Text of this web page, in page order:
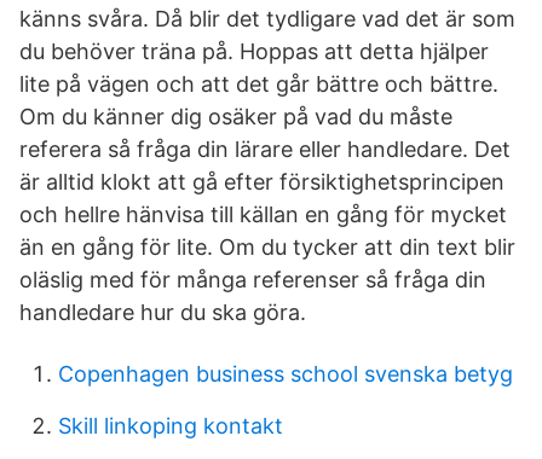
känns svåra. Då blir det tydligare vad det är som
du behöver träna på. Hoppas att detta hjälper
lite på vägen och att det går bättre och bättre.
Om du känner dig osäker på vad du måste
referera så fråga din lärare eller handledare. Det
är alltid klokt att gå efter försiktighetsprincipen
och hellre hänvisa till källan en gång för mycket
än en gång för lite. Om du tycker att din text blir
oläslig med för många referenser så fråga din
handledare hur du ska göra.
Copenhagen business school svenska betyg
Skill linkoping kontakt